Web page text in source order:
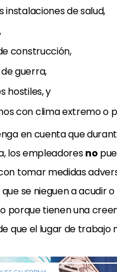
instalaciones de salud,
construcción,
guerra,
hostiles, y
con clima extremo o
en cuenta que
los empleadoresno
tomar medidas
se nieguen a acudir
porque tienen una
que el lugar de trabajo